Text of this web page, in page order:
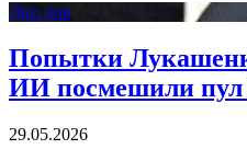
Дно дня
Попытки
ИИ посмешили
29.05.2026